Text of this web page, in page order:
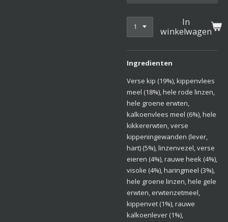
In
winkelwagen
Ingredienten
Verse kip (19%), kippenvlees
meel (18%), hele rode linzen,
hele groene erwten,
kalkoenvlees meel (6%), hele
kikkererwten, verse
kippeningewanden (lever,
hart) (5%), linzenvezel, verse
eieren (4%), rauwe heek (4%),
visolie (4%), haringmeel (3%),
hele groene linzen, hele gele
erwten, erwtenzetmeel,
kippenvet (1%), rauwe
kalkoenlever (1%),